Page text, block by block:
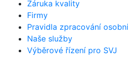
Záruka kvality
Firmy
Pravidla zpracování
Naše služby
Výběrové řízení pro SVJ